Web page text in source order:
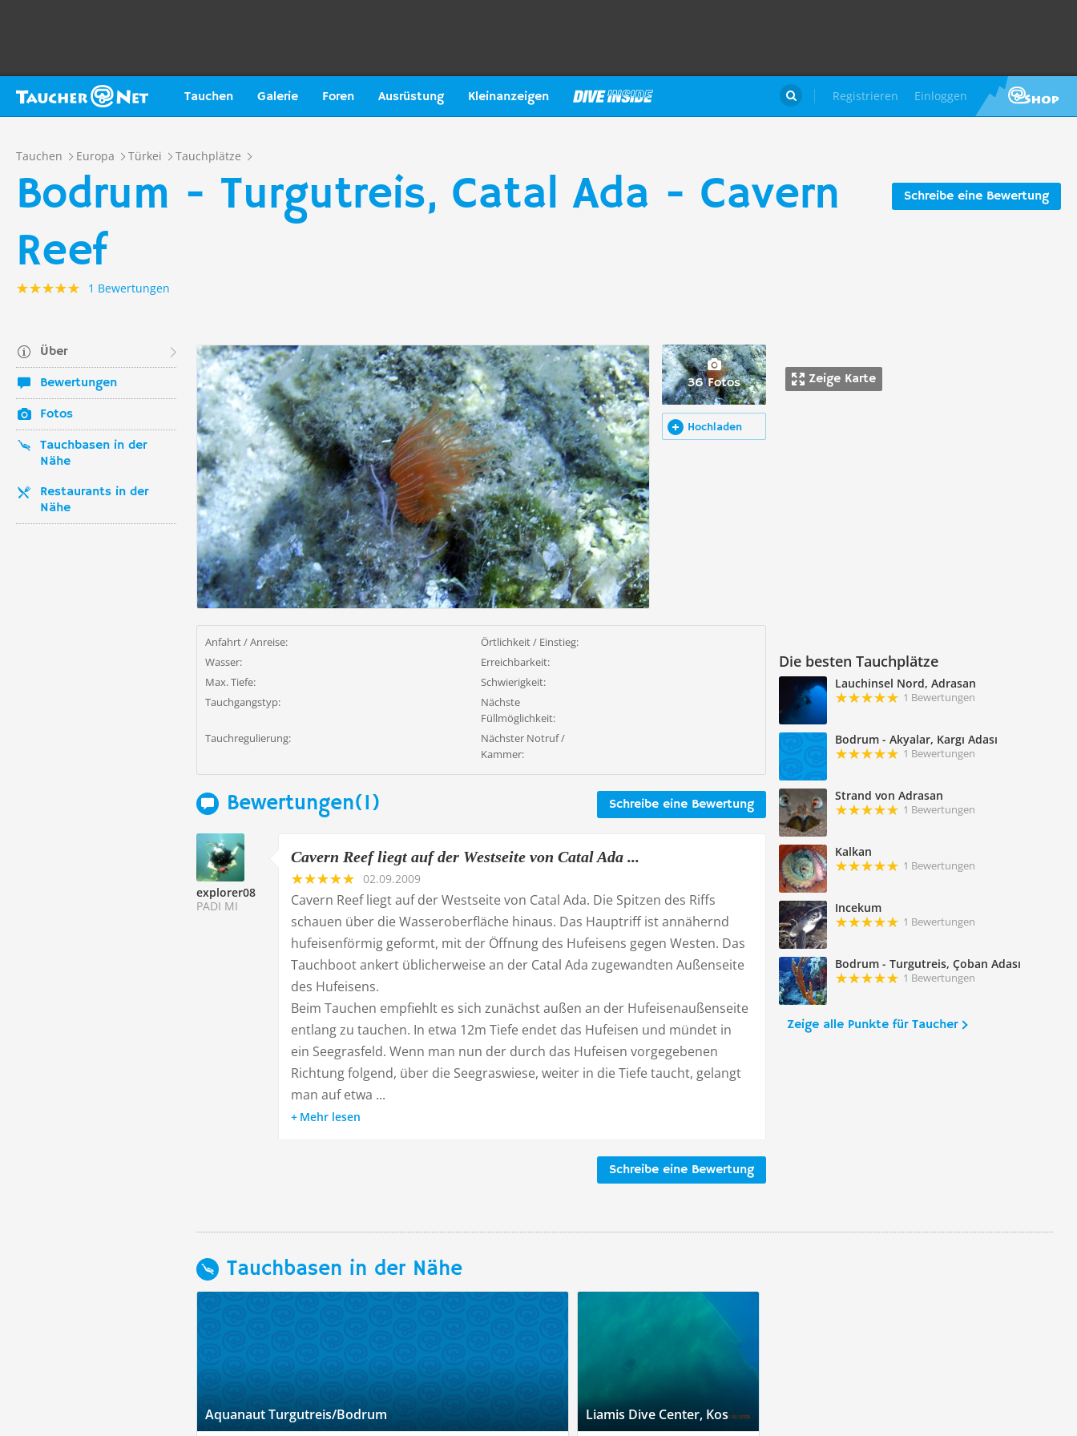
Tauchen Galerie Foren Ausrüstung Kleinanzeigen Registrieren Einloggen

Tauchen Europa Türkei Tauchplätze
Schreibe eine Bewertung
Bodrum - Turgutreis, Catal Ada - Cavern
Reef
1 Bewertungen
Über
Bewertungen
Fotos
Tauchbasen in der
Nähe
Restaurants in der
Nähe
Zeige Karte
Die besten Tauchplätze
Lauchinsel Nord, Adrasan
1 Bewertungen
Bodrum - Akyalar, Kargı Adası
1 Bewertungen
Strand von Adrasan
1 Bewertungen
Kalkan
1 Bewertungen
Incekum
1 Bewertungen
Bodrum - Turgutreis, Çoban Adası
1 Bewertungen
Zeige alle Punkte für Taucher
36 Fotos
Hochladen
Anfahrt / Anreise:
Örtlichkeit / Einstieg:
Wasser:
Erreichbarkeit:
Max. Tiefe:
Schwierigkeit:
Tauchgangstyp:
Nächste
Füllmöglichkeit:
Tauchregulierung:
Nächster Notruf /
Kammer:
Schreibe eine Bewertung
Bewertungen(1)
explorer08
PADI MI
Cavern Reef liegt auf der Westseite von Catal Ada ...
02.09.2009
Cavern Reef liegt auf der Westseite von Catal Ada. Die Spitzen des Riffs
schauen über die Wasseroberfläche hinaus. Das Hauptriff ist annähernd
hufeisenförmig geformt, mit der Öffnung des Hufeisens gegen Westen. Das
Tauchboot ankert üblicherweise an der Catal Ada zugewandten Außenseite
des Hufeisens.
Beim Tauchen empfiehlt es sich zunächst außen an der Hufeisenaußenseite
entlang zu tauchen. In etwa 12m Tiefe endet das Hufeisen und mündet in
ein Seegrasfeld. Wenn man nun der durch das Hufeisen vorgegebenen
Richtung folgend, über die Seegraswiese, weiter in die Tiefe taucht, gelangt
man auf etwa ...
Mehr lesen
Schreibe eine Bewertung
Tauchbasen in der Nähe
Aquanaut Turgutreis/Bodrum Liamis Dive Center, Kos